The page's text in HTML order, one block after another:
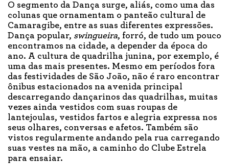
O segmento da Dança surge, aliás, como uma das
colunas que ornamentam o panteão cultural de
Camaragibe, entre as suas diferentes expressões.
Dança popular, swingueira, forró, de tudo um pouco
encontramos na cidade, a depender da época do
ano. A cultura de quadrilha junina, por exemplo, é
uma das mais presentes. Mesmo em períodos fora
das festividades de São João, não é raro encontrar
ônibus estacionados na avenida principal
descarregando dançarinos das quadrilhas, muitas
vezes ainda vestidos com suas roupas de
lantejoulas, vestidos fartos e alegria expressa nos
seus olhares, conversas e afetos. Também são
vistos regularmente andando pela rua carregando
suas vestes na mão, a caminho do Clube Estrela
para ensaiar.